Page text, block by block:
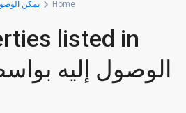
Home يمكن
الوصول إليه